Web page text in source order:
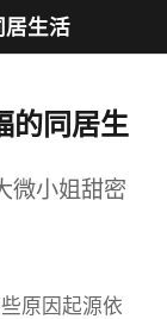
居生活
的同居生
微小姐甜密
原因起源依